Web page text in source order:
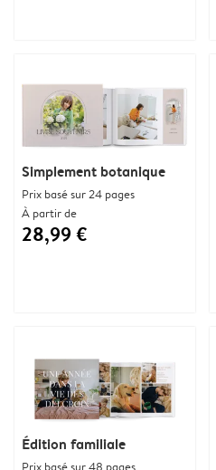
Édition familiale
Prix basé sur 48 pages
Simplement botanique
Prix basé sur 24 pages
À partir de
28,99 €